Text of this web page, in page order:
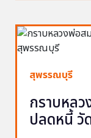
สุพรรณบุรี
กราบหล
ปลดหนี้ วั